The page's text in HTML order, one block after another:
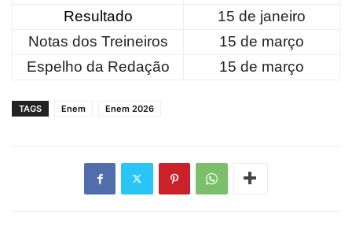
Resultado
15 de janeiro
Notas dos Treineiros
15 de março
Espelho da Redação
15 de março
TAGS Enem Enem 2026